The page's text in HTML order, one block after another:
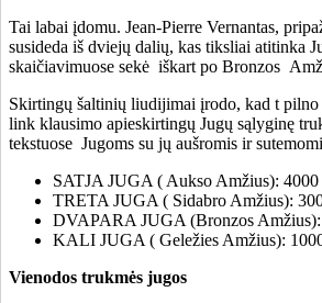
Tai labai įdomu. Jean-Pierre Vernantas,
susideda iš dviejų dalių, kas tiksliai atitinka
skaičiavimuose sekė iškart po Bronzos
Skirtingų šaltinių liudijimai įrodo, kad t
link klausimo apieskirtingų Jugų sąlyginę
tekstuose Jugoms su jų aušromis ir
SATJA JUGA ( Aukso Amžius): 4000
TRETA JUGA ( Sidabro Amžius):
DVAPARA JUGA (Bronzos Amžius):
KALI JUGA ( Geležies Amžius):
Vienodos trukmės jugos